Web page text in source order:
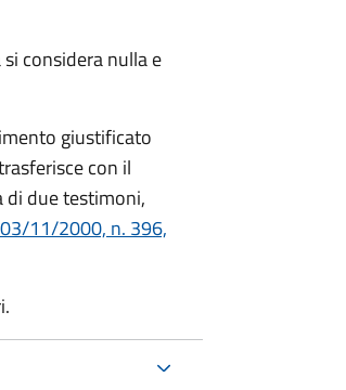
considera nulla e
giustificato
con il
di due testimoni,
11/2000, n. 396,